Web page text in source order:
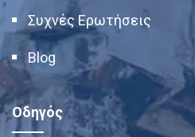
Συχνές Ερωτήσεις
Blog
Οδηγός